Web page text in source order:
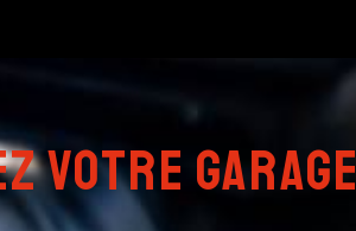
votre garage